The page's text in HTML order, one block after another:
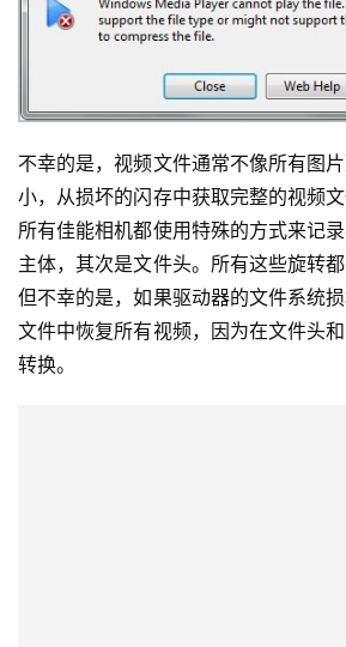
不幸的是，视频文件通常不像所有图
小，从损坏的闪存中获取完整的视频文
所有佳能相机都使用特殊的方式来记
主体，其次是文件头。所有这些旋转都
但不幸的是，如果驱动器的文件系统
文件中恢复所有视频，因为在文件头
转换。